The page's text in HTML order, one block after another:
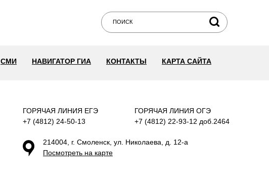
СМИ НАВИГАТОР ГИА КОНТАКТЫ КАРТА САЙТА
ГОРЯЧАЯ ЛИНИЯ ЕГЭ
+7 (4812) 24-50-13
ГОРЯЧАЯ ЛИНИЯ ОГЭ
+7 (4812) 22-93-12 доб.2464
214004, г. Смоленск, ул. Николаева, д. 12-а
Посмотреть на карте